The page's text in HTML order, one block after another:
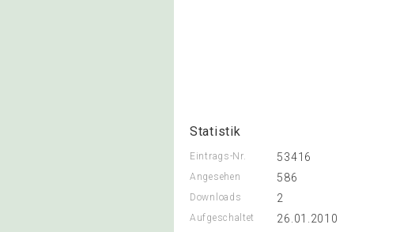
Statistik
Eintrags-Nr. 53416
Angesehen 586
Downloads 2
Aufgeschaltet 26.01.2010